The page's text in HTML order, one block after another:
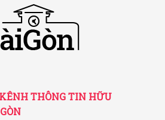
THÔNG TIN HỮU